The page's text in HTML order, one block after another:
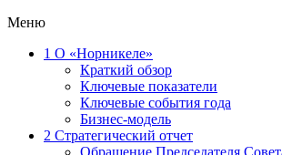
Меню
1 О «Норникеле»
Краткий обзор
Ключевые показатели
Ключевые события года
Бизнес-модель
2 Стратегический отчет
Обращение Председателя